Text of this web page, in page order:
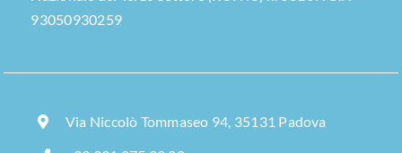
93050930259
Via Niccolò Tommaseo 94, 35131 Padova